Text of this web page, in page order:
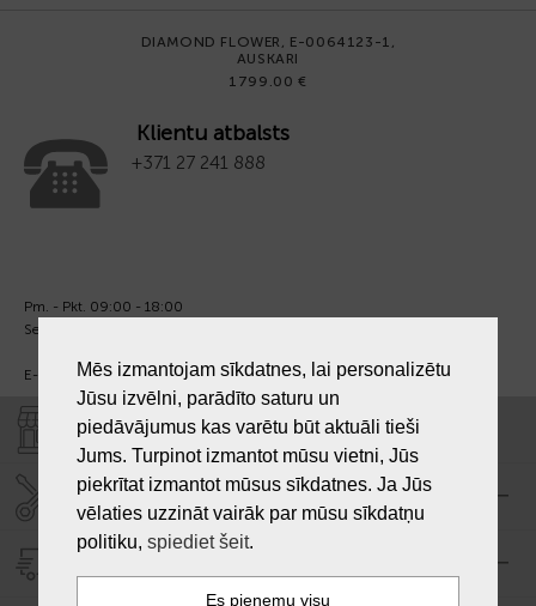
DIAMOND FLOWER, E-0064123-1,
AUSKARI
1799.00 €
Klientu atbalsts
+371 27 241 888
Pm. - Pkt. 09:00 - 18:00
Sest. un Sv. - brīvs.
E-pasts:info@laiksjewellery.lv
VEIKALI "LAIKS"
SERVISA CENTRS "LAIKS"
Mēs izmantojam sīkdatnes, lai personalizētu
Jūsu izvēlni, parādīto saturu un
piedāvājumus kas varētu būt aktuāli tieši
Jums. Turpinot izmantot mūsu vietni, Jūs
piekrītat izmantot mūsus sīkdatnes. Ja Jūs
vēlaties uzzināt vairāk par mūsu sīkdatņu
politiku, spiediet šeit.